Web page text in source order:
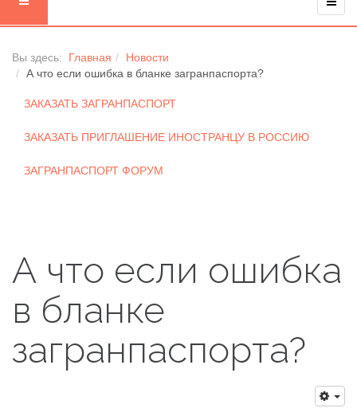
Вы здесь: Главная
Новости
А что если ошибка в бланке загранпаспорта?
ЗАКАЗАТЬ ЗАГРАНПАСПОРТ
ЗАКАЗАТЬ ПРИГЛАШЕНИЕ ИНОСТРАНЦУ В РОССИЮ
ЗАГРАНПАСПОРТ ФОРУМ
А что если ошибка
в бланке
загранпаспорта?